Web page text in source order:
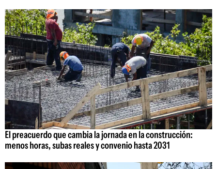
El preacuerdo que cambia la jornada en la construcción:
menos horas, subas reales y convenio hasta 2031